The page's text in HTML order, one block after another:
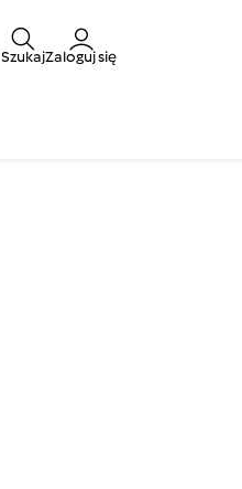
SzukajZaloguj się